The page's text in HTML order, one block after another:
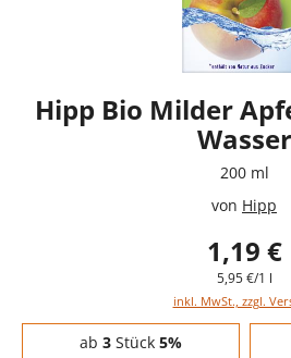
Hipp Bio Milder
Wasser
200 ml
von Hipp
1,19 €
5,95 €/1 l
inkl. MwSt., zzgl.
Staffelpreise - Mengenrabatt
ab 3Stück 5%